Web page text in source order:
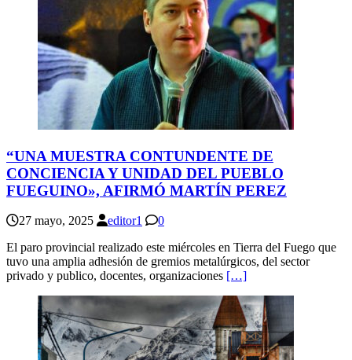
“UNA MUESTRA CONTUNDENTE DE
CONCIENCIA Y UNIDAD DEL PUEBLO
FUEGUINO», AFIRMÓ MARTÍN PEREZ
27 mayo, 2025 editor1
0
El paro provincial realizado este miércoles en Tierra del Fuego que
tuvo una amplia adhesión de gremios metalúrgicos, del sector
privado y publico, docentes, organizaciones […]